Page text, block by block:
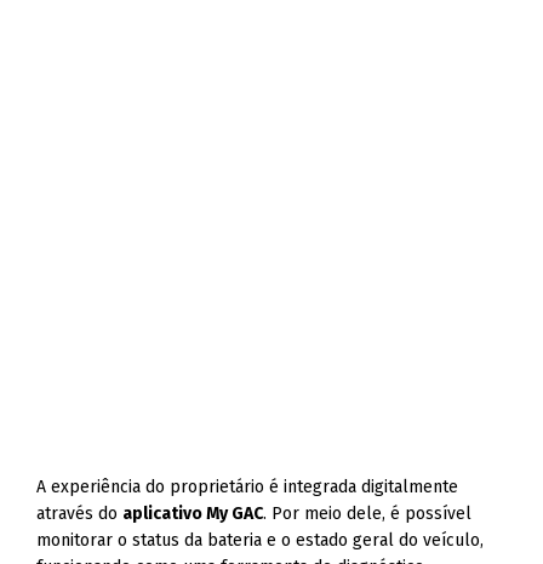
A experiência do proprietário é integrada digitalmente
através do aplicativo My GAC. Por meio dele, é possível
monitorar o status da bateria e o estado geral do veículo,